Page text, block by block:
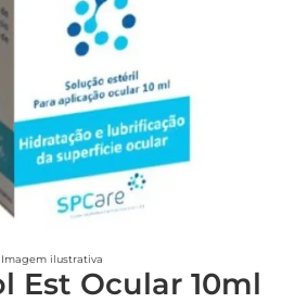
Imagem ilustrativa
Est Ocular 10ml